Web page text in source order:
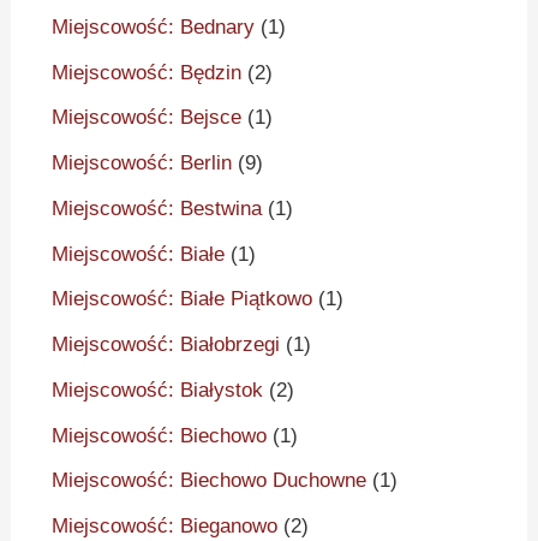
Miejscowość: Bednary (1)
Miejscowość: Będzin (2)
Miejscowość: Bejsce (1)
Miejscowość: Berlin (9)
Miejscowość: Bestwina(1)
Miejscowość: Białe (1)
Miejscowość: Białe Piątkowo (1)
Miejscowość: Białobrzegi (1)
Miejscowość: Białystok (2)
Miejscowość: Biechowo (1)
Miejscowość: Biechowo Duchowne (1)
Miejscowość: Bieganowo (2)